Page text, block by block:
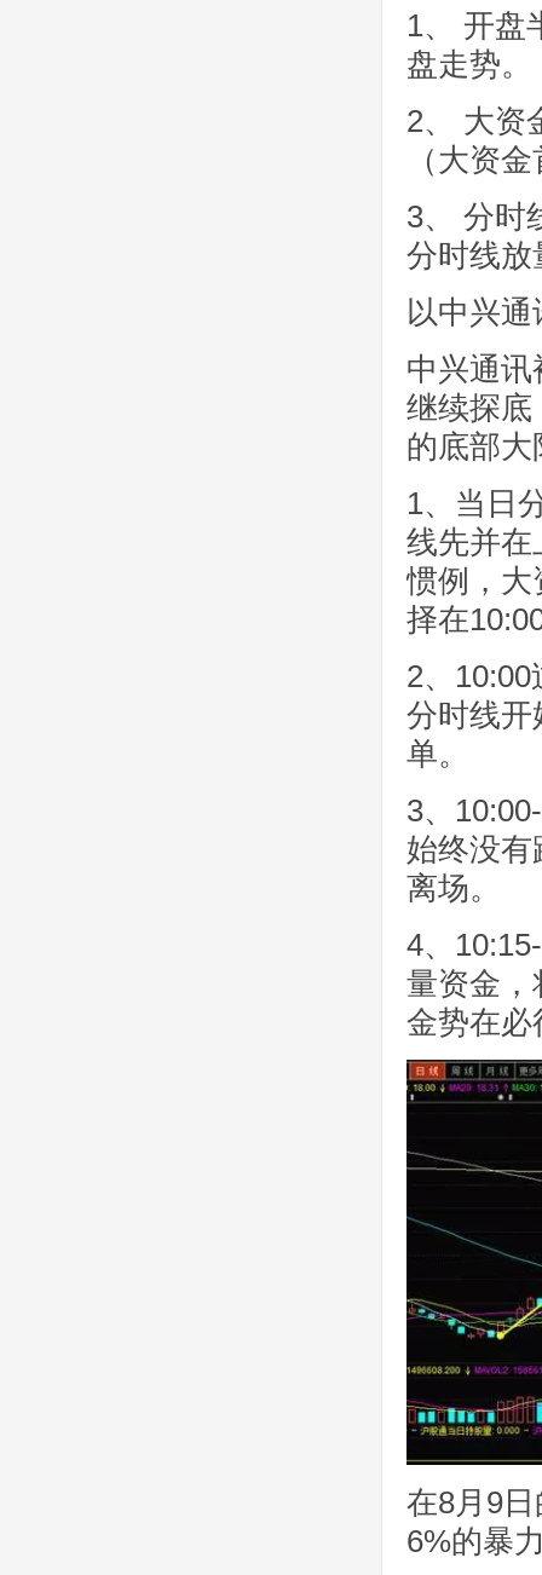
1、 开盘
盘走势
2、 大资
（大资
3、 分时
分时线放
以中兴
中兴通
继续探底
的底部大
1、当日
线先并在
惯例，大
择在
2、
分时线开
单。
3、
始终没
离场。
4、
量资金，
金势在必
在8月9
6%的暴